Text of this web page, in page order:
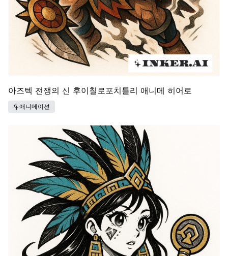
아즈텍 전쟁의 신 후이칠로포치틀리 애니메 히어로
애니메이션